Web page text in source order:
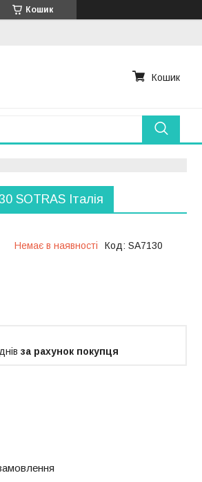
Кошик
Кошик
SOTRAS Італія
Немає в наявності Код: SA7130
за рахунок покупця